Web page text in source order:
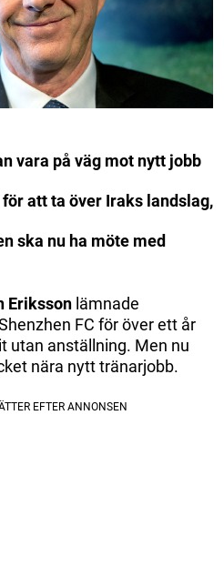
vara på väg mot nytt jobb
att ta över Iraks landslag,
ska nu ha möte med
Eriksson lämnade
FC för över ett år
utan anställning. Men nu
nära nytt tränarjobb.